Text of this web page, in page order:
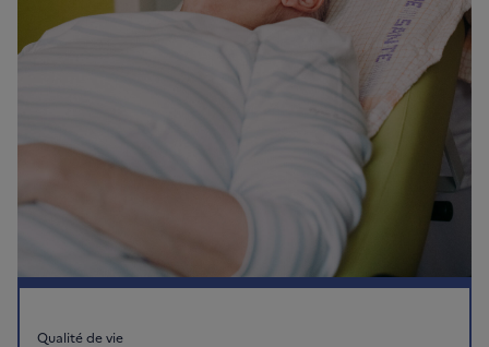
Qualité de vie